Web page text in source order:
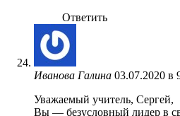
Ответить
Иванова Галина 03.07.2020 в
Уважаемый учитель, Сергей,
Вы — безусловный лидер в